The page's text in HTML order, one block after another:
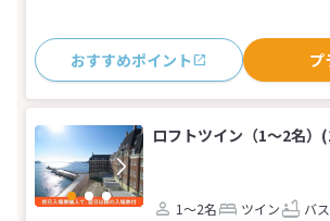
おすすめポイント プ
ロフトツイン（1〜2名）
1～2名 ツイン バス